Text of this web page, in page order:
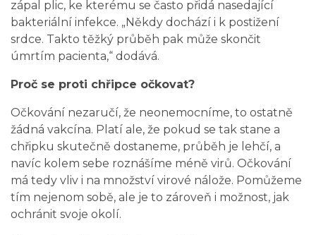
zápal plic, ke kterému se často přidá nasedající
bakteriální infekce. „Někdy dochází i k postižení
srdce. Takto těžký průběh pak může skončit
úmrtím pacienta,“ dodává.
Proč se proti chřipce očkovat?
Očkování nezaručí, že neonemocníme, to ostatně
žádná vakcína. Platí ale, že pokud se tak stane a
chřipku skutečně dostaneme, průběh je lehčí, a
navíc kolem sebe roznášíme méně virů. Očkování
má tedy vliv i na množství virové nálože. Pomůžeme
tím nejenom sobě, ale je to zároveň i možnost, jak
ochránit svoje okolí.